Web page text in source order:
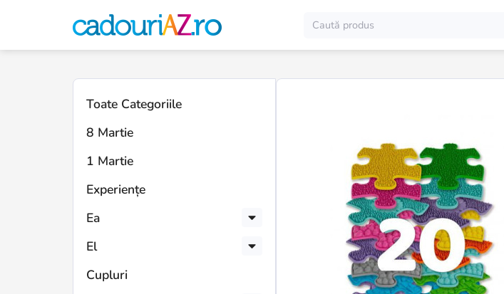
Toate Categoriile
8 Martie
1 Martie
Experiențe
Ea
El
Cupluri